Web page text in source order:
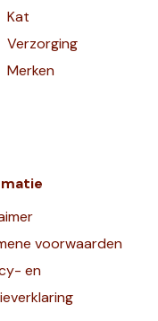
Kat
Verzorging
Merken
voorwaarden
en